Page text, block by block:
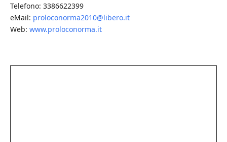
Telefono: 3386622399
eMail: proloconorma2010@libero.it
Web: www.proloconorma.it